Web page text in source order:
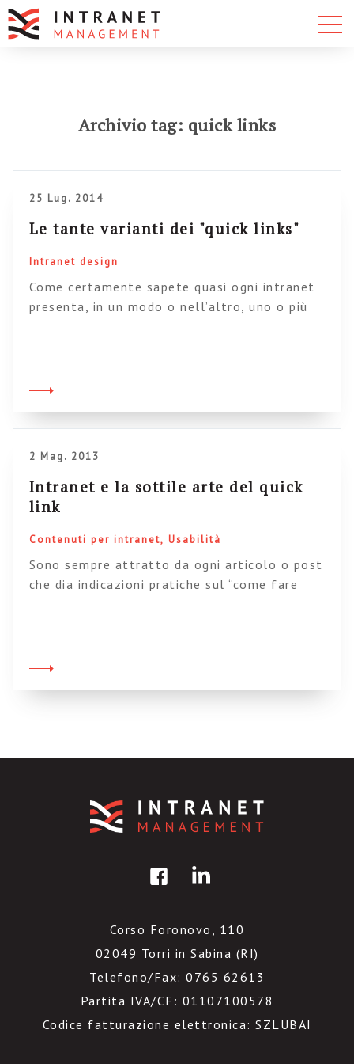
Archivio tag: quick links
25 Lug. 2014
Le tante varianti dei "quick links"
Intranet design
Come certamente sapete quasi ogni intranet
presenta, in un modo o nell’altro, uno o più
informativa), ma di fatto questi “quick links” ci
[…]
2 Mag. 2013
Intranet e la sottile arte del quick
link
Contenuti per intranet Usabilità
Sono sempre attratto da ogni articolo o post
che dia indicazioni pratiche sul “come fare
articolo di IBF intitolato “La maledizione dei
Corso Foronovo, 110
02049 Torri in Sabina (RI)
Telefono/Fax: 0765 62613
Partita IVA/CF: 01107100578
Codice fatturazione elettronica: SZLUBAI